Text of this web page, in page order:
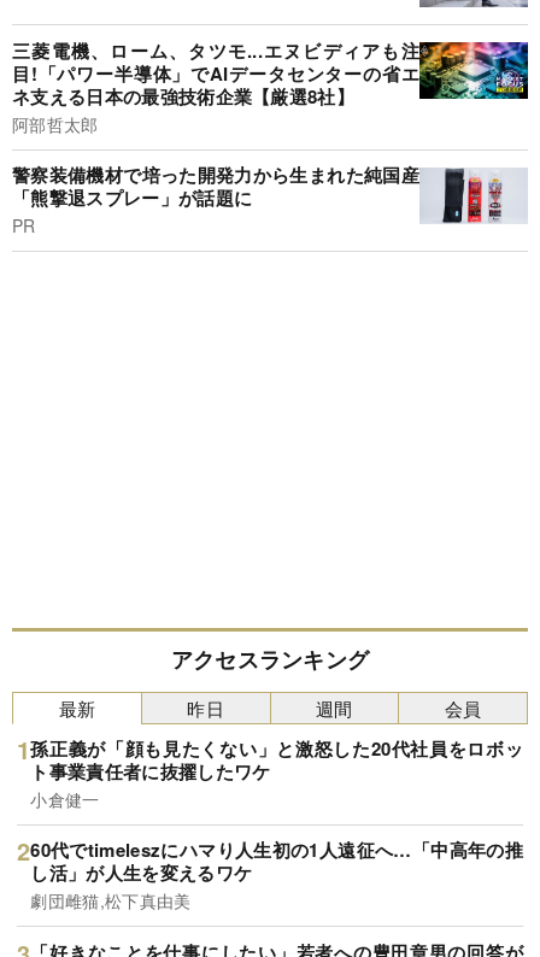
三菱電機、ローム、タツモ...エヌビディアも注
目!「パワー半導体」でAIデータセンターの省エ
ネ支える日本の最強技術企業【厳選8社】
阿部哲太郎
警察装備機材で培った開発力から生まれた純国産
「熊撃退スプレー」が話題に
PR
アクセスランキング
最新
孫正義が「顔も見たくない」と激怒した20代社員をロボッ
ト事業責任者に抜擢したワケ
小倉健一
60代でtimeleszにハマり人生初の1人遠征へ…「中高年の推
し活」が人生を変えるワケ
劇団雌猫,松下真由美
昨日 週間 会員